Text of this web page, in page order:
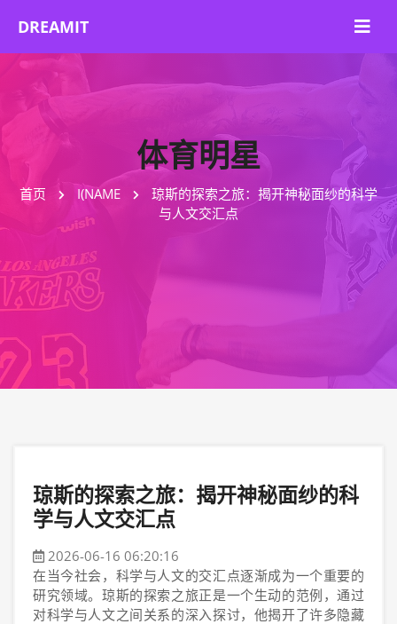
体育明星
首页 I(NAME
琼斯的探索之旅：揭开神秘面纱的科学
与人文交汇点
琼斯的探索之旅：揭开神秘面纱的科
学与人文交汇点
2026-06-16 06:20:16
在当今社会，科学与人文的交汇点逐渐成为一个重要的
研究领域。琼斯的探索之旅正是一个生动的范例，通过
对科学与人文之间关系的深入探讨，他揭开了许多隐藏